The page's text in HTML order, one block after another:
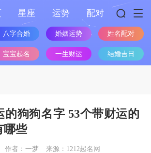
星座 运势 配对
八字合婚 婚姻运势 姓名配对
宝宝起名 一生财运 结婚吉日
的狗狗名字 53个带财运的
哪些
作者：一梦 来源：1212起名网